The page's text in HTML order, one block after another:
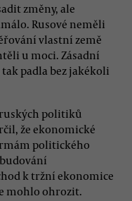
změny, ale
Rusové neměli
vlastní země
u moci. Zásadní
padla bez jakékoli
politiků
že ekonomické
politického
k tržní ekonomice
mohlo ohrozit.